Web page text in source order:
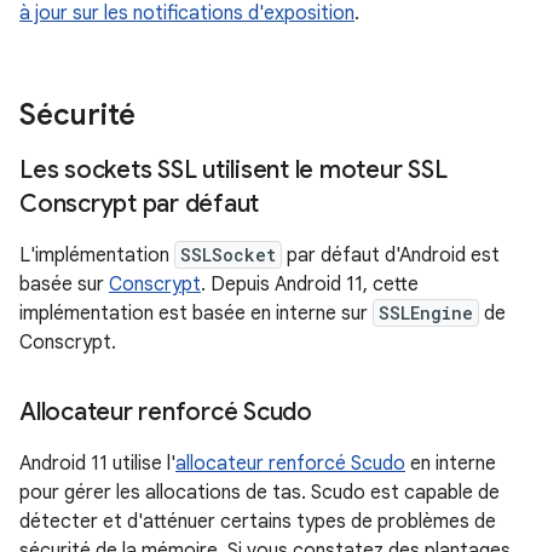
à jour sur les notifications d'exposition.
Sécurité
Les sockets SSL utilisent le moteur SSL
Conscrypt par défaut
L'implémentation SSLSocket par défaut d'Android est
basée sur Conscrypt. Depuis Android 11, cette
implémentation est basée en interne sur SSLEngine de
Conscrypt.
Allocateur renforcé Scudo
Android 11 utilise l'allocateur renforcé Scudo en interne
pour gérer les allocations de tas. Scudo est capable de
détecter et d'atténuer certains types de problèmes de